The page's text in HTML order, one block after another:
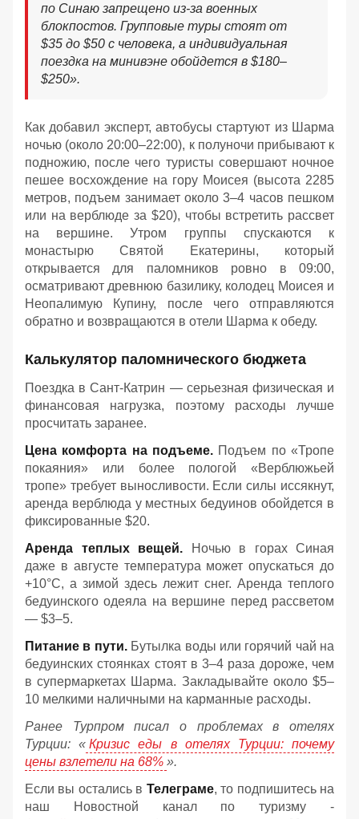
по Синаю запрещено из-за военных
блокпостов. Групповые туры стоят от
$35 до $50 с человека, а индивидуальная
поездка на минивэне обойдется в $180–
$250».
Как добавил эксперт, автобусы стартуют из Шарма
ночью (около 20:00–22:00), к полуночи прибывают к
подножию, после чего туристы совершают ночное
пешее восхождение на гору Моисея (высота 2285
метров, подъем занимает около 3–4 часов пешком
или на верблюде за $20), чтобы встретить рассвет
на вершине. Утром группы спускаются к
монастырю Святой Екатерины, который
открывается для паломников ровно в 09:00,
осматривают древнюю базилику, колодец Моисея и
Неопалимую Купину, после чего отправляются
обратно и возвращаются в отели Шарма к обеду.
Калькулятор паломнического бюджета
Поездка в Сант-Катрин — серьезная физическая и
финансовая нагрузка, поэтому расходы лучше
просчитать заранее.
Цена комфорта на подъеме. Подъем по «Тропе
покаяния» или более пологой «Верблюжьей
тропе» требует выносливости. Если силы иссякнут,
аренда верблюда у местных бедуинов обойдется в
фиксированные $20.
Аренда теплых вещей. Ночью в горах Синая
даже в августе температура может опускаться до
+10°C, а зимой здесь лежит снег. Аренда теплого
бедуинского одеяла на вершине перед рассветом
— $3–5.
Питание в пути.Бутылка воды или горячий чай на
бедуинских стоянках стоят в 3–4 раза дороже, чем
в супермаркетах Шарма. Закладывайте около $5–
10 мелкими наличными на карманные расходы.
Ранее Турпром писал о проблемах в отелях
Турции: « Кризис еды в отелях Турции: почему
цены взлетели на 68% ».
Если вы остались в Телеграме, то подпишитесь на
наш Новостной канал по туризму -